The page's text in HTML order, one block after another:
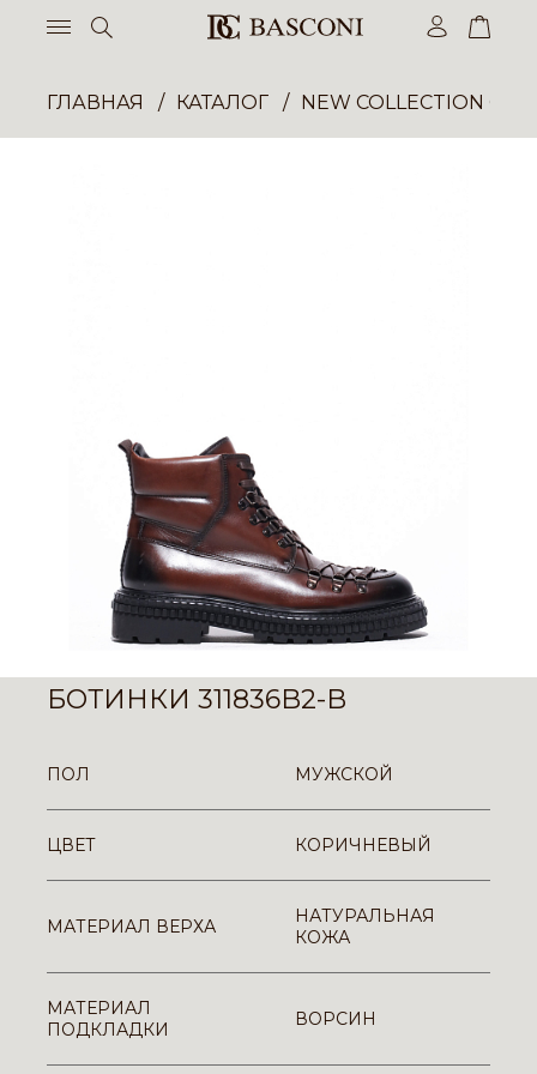
ГЛАВНАЯ КАТАЛОГ NEW COLLECTION
БОТИНКИ 311836B2-B
ПОЛ МУЖСКОЙ
ЦВЕТ КОРИЧНЕВЫЙ
МАТЕРИАЛ ВЕРХА
НАТУРАЛЬНАЯ
КОЖА
МАТЕРИАЛ
ПОДКЛАДКИ
ВОРСИН